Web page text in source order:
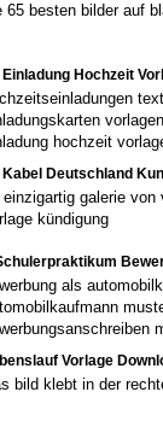
65 besten bilder auf
Einladung Hochzeit
hochzeit
Kabel Deutschland
einzigartig galerie von
kündigung
als
Vorlage
bild klebt in der